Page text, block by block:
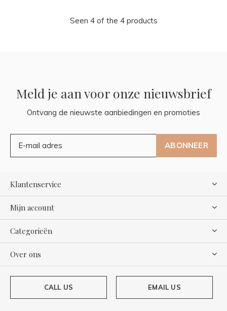
Seen 4 of the 4 products
Meld je aan voor onze nieuwsbrief
Ontvang de nieuwste aanbiedingen en promoties
ABONNEER
Klantenservice
Mijn account
Categorieën
Over ons
CALL US EMAIL US